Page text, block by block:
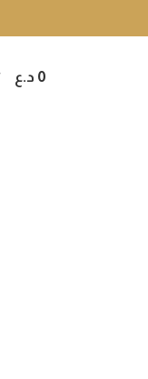
0 د.ع